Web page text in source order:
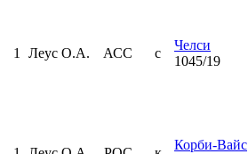
1 Леус О.А. АСС с
Челси
1045/19
Корби-Вайс